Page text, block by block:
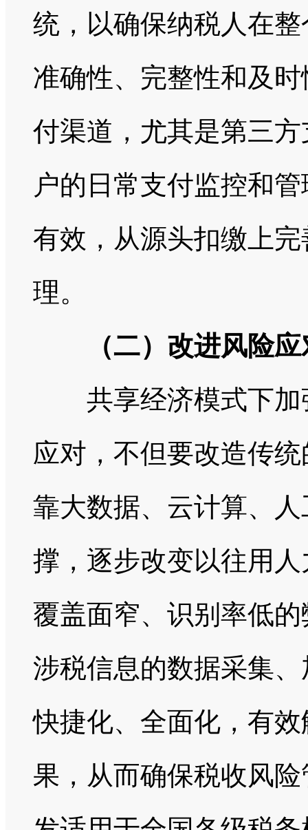
统，以确保纳税人在
准确性、完整性和及
付渠道，尤其是第三
户的日常支付监控和
有效，从源头扣缴上
理。
（二）改进风险
共享经济模式下加
应对，不但要改造传
靠大数据、云计算、
撑，逐步改变以往用
覆盖面窄、识别率低
涉税信息的数据采集
快捷化、全面化，有
果，从而确保税收风